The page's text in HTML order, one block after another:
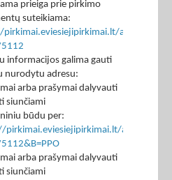
prieiga prie pirkimo
suteikiama:
app/rfq/
informacijos galima gauti
nurodytu adresu:
arba prašymai dalyvauti
siunčiami
būdu per:
pirkimai.eviesiejipirkimai.lt/app/rfq/
arba prašymai dalyvauti
siunčiami